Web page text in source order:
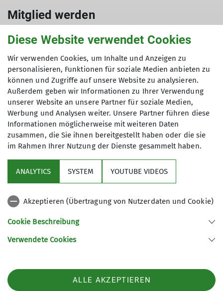
Mitglied werden
Hier findet ihr das Anmeldeformular.
Mehr erfahren
Beiträge
Ihr seht hier die Liste mit den moderaten
Beiträgen der Sektion Neustadt bei Coburg.
Sektion Neustadt/Coburg des Deutschen Alpenvereins e.V.
Telefon +499568921136
Diese Website verwendet Cookies
Wir verwenden Cookies, um Inhalte und Anzeigen zu
personalisieren, Funktionen für soziale Medien anbieten zu
können und Zugriffe auf unsere Website zu analysieren.
Außerdem geben wir Informationen zu Ihrer Verwendung
unserer Website an unsere Partner für soziale Medien,
Werbung und Analysen weiter. Unsere Partner führen diese
Informationen möglicherweise mit weiteren Daten
zusammen, die Sie ihnen bereitgestellt haben oder die sie
im Rahmen Ihrer Nutzung der Dienste gesammelt haben.
ANALYTICS SYSTEM YOUTUBE VIDEOS
Akzeptieren (Übertragung von Nutzerdaten und Cookie)
Cookie Beschreibung
Verwendete Cookies
ALLE AKZEPTIEREN